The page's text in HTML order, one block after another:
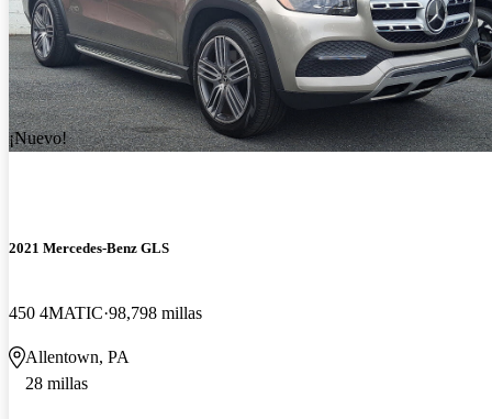
¡Nuevo!
2021 Mercedes-Benz GLS
450 4MATIC 98,798 millas
Allentown, PA
28 millas